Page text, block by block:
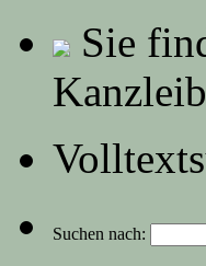
Sie
Suchen nach: